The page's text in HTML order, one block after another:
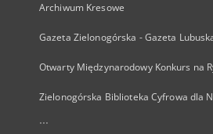
Archiwum Kresowe
Gazeta Zielonogórska - Gazeta
Otwarty Międzynarodowy Konkurs na
Zielonogórska Biblioteka Cyfrowa dla
...